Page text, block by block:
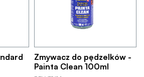
Zmywacz do pędzelków -
Painta Clean 100ml